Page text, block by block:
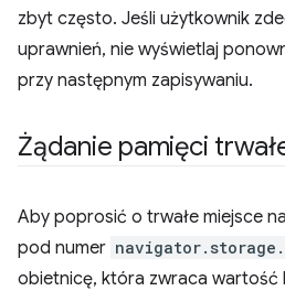
zbyt często. Jeśli użytkownik
uprawnień, nie wyświetlaj
przy następnym zapisywaniu.
Żądanie pamięci
Aby poprosić o trwałe miejsce
pod numer
obietnicę, która zwraca wartość